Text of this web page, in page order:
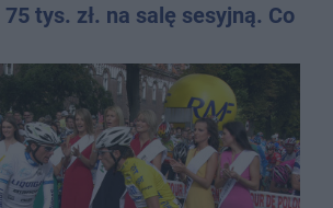
tys. zł. na salę sesyjną. Co